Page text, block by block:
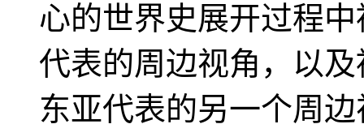
心的世界史展开过程
代表的周边视角，以
东亚代表的另一个周